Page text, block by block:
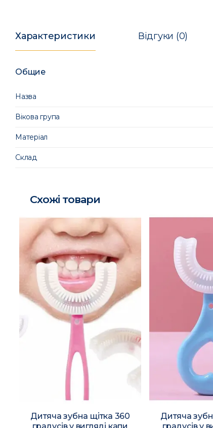
Характеристики Відгуки (0)
Общие
Назва
Вікова група
Матеріал
Склад
Схожі товари
Дитяча зубна щітка 360
Дитяча